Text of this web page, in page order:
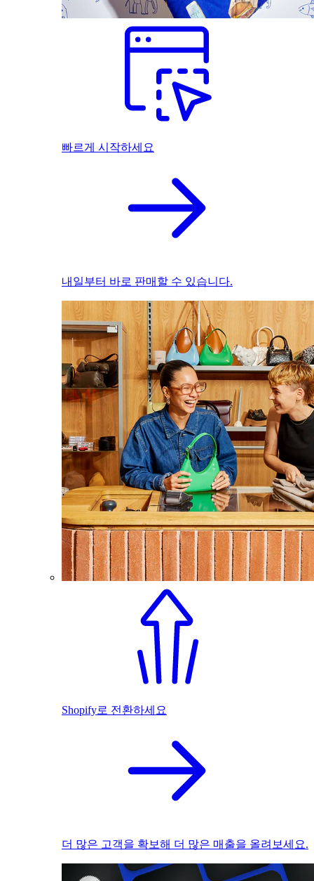
빠르게 시작하세요
내일부터 바로 판매할 수 있습니다.
Shopify로 전환하세요
더 많은 고객을 확보해 더 많은 매출을 올려보세요.